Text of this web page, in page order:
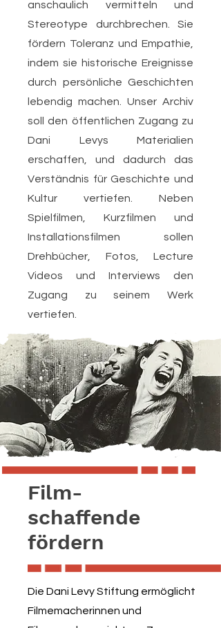
anschaulich vermitteln und
Stereotype durchbrechen. Sie
fördern Toleranz und Empathie,
indem sie historische Ereignisse
durch persönliche Geschichten
lebendig machen. Unser Archiv
soll den öffentlichen Zugang zu
Dani Levys Materialien
erschaffen, und dadurch das
Verständnis für Geschichte und
Kultur vertiefen. Neben
Spielfilmen, Kurzfilmen und
Installationsfilmen sollen
Drehbücher, Fotos, Lecture
Videos und Interviews den
Zugang zu seinem Werk
vertiefen.
Film-
schaffende
fördern
Die Dani Levy Stiftung ermöglicht
Filmemacherinnen und